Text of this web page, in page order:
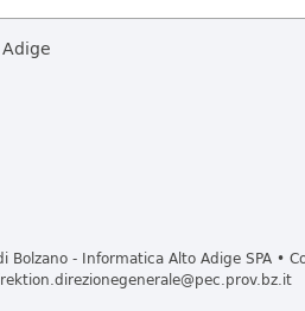
- Informatica Alto Adige SPA •